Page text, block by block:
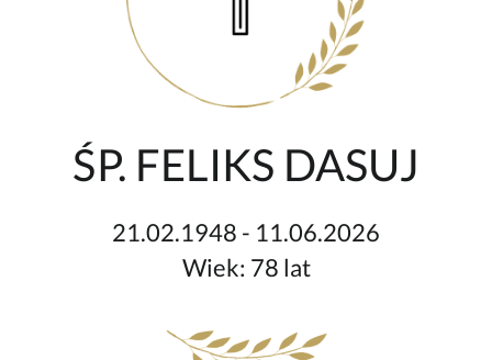
ŚP. FELIKS DASUJ
21.02.1948 - 11.06.2026
Wiek: 78 lat